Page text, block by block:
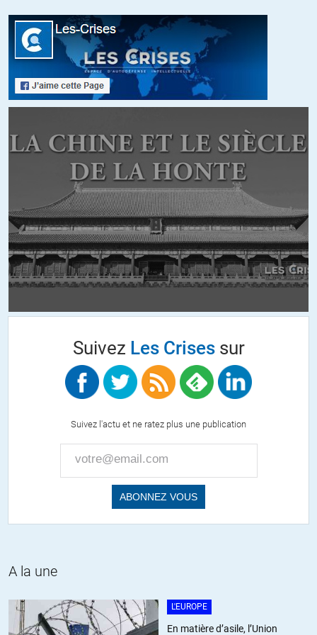
europeennes
Ils ne sont pas seuls, nous ne sommes pas seuls.
+11 ALERTER
FifiBrind_acier //22.08.2015 à 18h55
Je vous trouve excessive. Varoufakis dit clairement les choses,
c’est sans doute le seul dans cette affaire: » Nous avons trahi la
majorité des Grecs. » Il est cohérent, il a démissionné.
La majorité de Syriza était contre une sortie de l’ euro.
Varoufakis a fait son travail de Ministre des Finances, il faut lui
rendre ce mérite.
grecque de survivre si la Grèce était exclue de la zone euro. Car
prévu, vous auriez dit qu’il était incompétent. Il a fait son boulot,
jusqu’au bout du plan B?
DCM//22.08.2015 à 21h04
de sa boite dans pas longtemps.
+3 ALERTER
Suivez Les Crisessur
Suivez l'actu et ne ratez plus une publication
A la une
L'EUROPE
En matière d’asile, l’Union